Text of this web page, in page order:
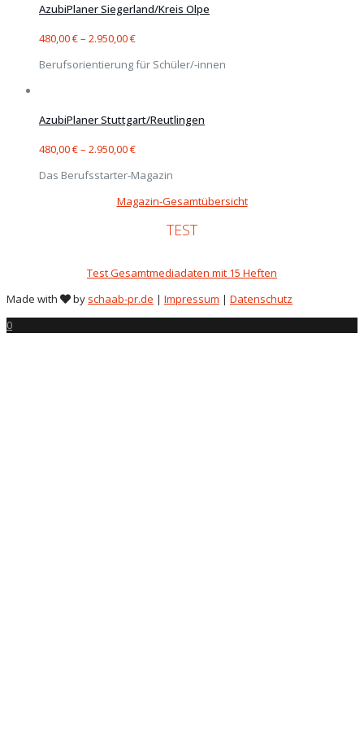
AzubiPlaner Siegerland/Kreis Olpe
480,00€– 2.950,00€
Berufsorientierung für Schüler/-innen
AzubiPlaner Stuttgart/Reutlingen
480,00€– 2.950,00€
Das Berufsstarter-Magazin
Magazin-Gesamtübersicht
TEST
Test Gesamtmediadaten mit 15 Heften
Made with
by schaab-pr.de | Impressum | Datenschutz
0